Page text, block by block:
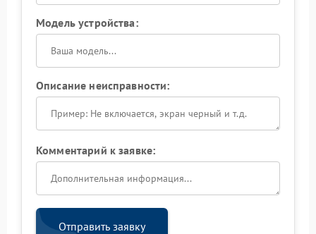
Модель устройства:
Описание неисправности:
Комментарий к заявке:
Отправить заявку